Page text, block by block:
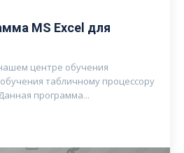
MS Excel для
центре обучения
табличному процессору
программа...